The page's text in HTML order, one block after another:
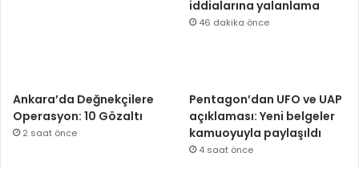
iddialarına yalanlama
46 dakika önce
Ankara’da Değnekçilere
Operasyon: 10 Gözaltı
2 saat önce
Pentagon’dan UFO ve UAP
açıklaması: Yeni belgeler
kamuoyuyla paylaşıldı
4 saat önce